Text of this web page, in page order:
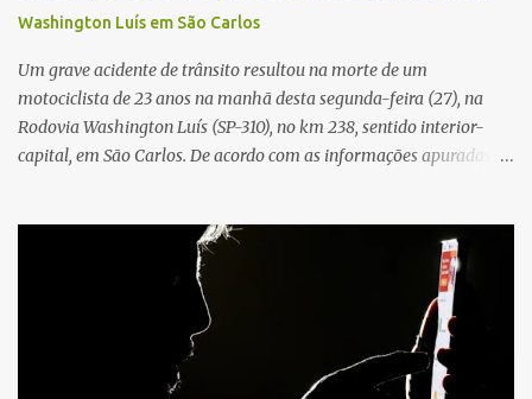
Washington Luís em São Carlos
Um grave acidente de trânsito resultou na morte de um
motociclista de 23 anos na manhã desta segunda-feira (27), na
Rodovia Washington Luís (SP-310), no km 238, sentido interior-
capital, em São Carlos. De acordo com as informações apuradas no
veículo, o trânsito estava lento e congestionado devido a obras
realizadas na rodovia, momento em que ocorreu o impacto. Com
a violência da colisão, o motociclista foi arremessado ao solo.
Testemunhas relataram que o capacete teria se desprendido
durante o acidente. O jovem sofreu ferimentos gravíssimos e
morreu ainda no local. Equipes de resgate e de atendimento da